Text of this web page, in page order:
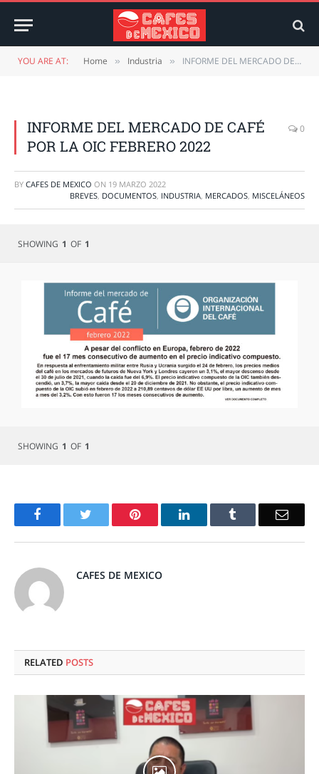
YOU ARE AT: Home » Industria » INFORME DEL MERCADO DE CAFÉ POR LA OIC FEBRERO 2022
INFORME DEL MERCADO DE CAFÉ
POR LA OIC FEBRERO 2022
0
BY CAFES DE MEXICO ON 19 MARZO 2022
BREVES, DOCUMENTOS, INDUSTRIA, MERCADOS, MISCELÁNEOS
SHOWING 1 OF 1
SHOWING 1 OF 1
Facebook Pinterest LinkedIn Email
CAFES DE MEXICO
RELATED POSTS